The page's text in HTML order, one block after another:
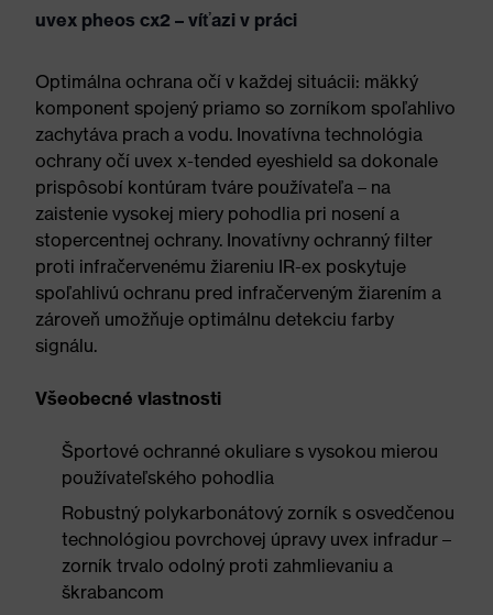
uvex pheos cx2 – víťazi v práci
Optimálna ochrana očí v každej situácii: mäkký
komponent spojený priamo so zorníkom spoľahlivo
zachytáva prach a vodu. Inovatívna technológia
ochrany očí uvex x-tended eyeshield sa dokonale
prispôsobí kontúram tváre používateľa – na
zaistenie vysokej miery pohodlia pri nosení a
stopercentnej ochrany. Inovatívny ochranný filter
proti infračervenému žiareniu IR-ex poskytuje
spoľahlivú ochranu pred infračerveným žiarením a
zároveň umožňuje optimálnu detekciu farby
signálu.
Všeobecné vlastnosti
Športové ochranné okuliare s vysokou mierou
používateľského pohodlia
Robustný polykarbonátový zorník s osvedčenou
technológiou povrchovej úpravy uvex infradur –
zorník trvalo odolný proti zahmlievaniu a
škrabancom